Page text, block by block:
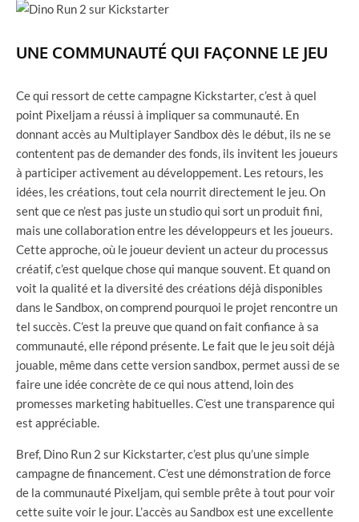
UNE COMMUNAUTÉ QUI FAÇONNE LE JEU
Ce qui ressort de cette campagne Kickstarter, c’est à quel
point Pixeljam a réussi à impliquer sa communauté. En
donnant accès au Multiplayer Sandbox dès le début, ils ne se
contentent pas de demander des fonds, ils invitent les joueurs
à participer activement au développement. Les retours, les
idées, les créations, tout cela nourrit directement le jeu. On
sent que ce n’est pas juste un studio qui sort un produit fini,
mais une collaboration entre les développeurs et les joueurs.
Cette approche, où le joueur devient un acteur du processus
créatif, c’est quelque chose qui manque souvent. Et quand on
voit la qualité et la diversité des créations déjà disponibles
dans le Sandbox, on comprend pourquoi le projet rencontre un
tel succès. C’est la preuve que quand on fait confiance à sa
communauté, elle répond présente. Le fait que le jeu soit déjà
jouable, même dans cette version sandbox, permet aussi de se
faire une idée concrète de ce qui nous attend, loin des
promesses marketing habituelles. C’est une transparence qui
est appréciable.
Bref, Dino Run 2 sur Kickstarter, c’est plus qu’une simple
campagne de financement. C’est une démonstration de force
de la communauté Pixeljam, qui semble prête à tout pour voir
cette suite voir le jour. L’accès au Sandbox est une excellente